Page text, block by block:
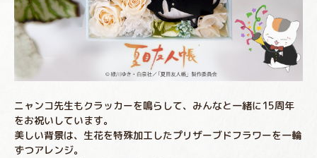
ニャンコ先生もクラッカーを鳴らして、みんなと一緒に15周年
をお祝いしています。
美しい背景は、生花を特殊加工したプリザーブドフラワーを一輪
ずつアレンジ。